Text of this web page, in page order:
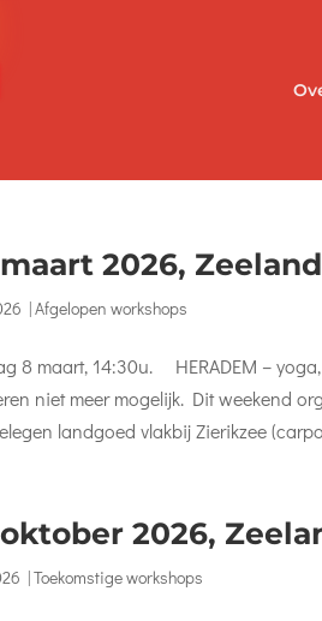
2026, Zeeland
|Afgelopen workshops
8 maart, 14:30u. HERADEM –
niet meer mogelijk. Dit weekend
landgoed vlakbij Zierikzee
2026,
|Toekomstige workshops